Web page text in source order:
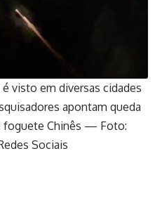
visto em diversas cidades
apontam queda
foguete Chinês — Foto:
Sociais